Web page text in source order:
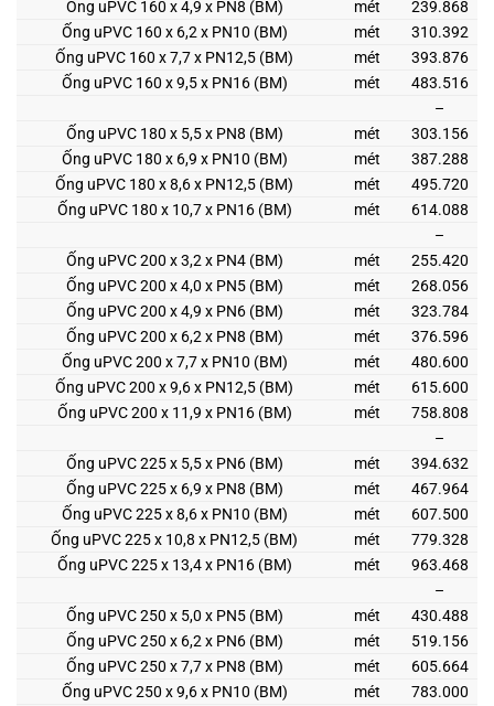
Ống uPVC 160 x 4,9 x PN8 (BM) mét
239.868
Ống uPVC 160 x 6,2 x PN10 (BM)
mét
310.392
Ống uPVC 160 x 7,7 x PN12,5 (BM)
mét
393.876
Ống uPVC 160 x 9,5 x PN16 (BM)
mét
483.516
–
Ống uPVC 180 x 5,5 x PN8 (BM)
mét
303.156
Ống uPVC 180 x 6,9 x PN10 (BM)
mét
387.288
Ống uPVC 180 x 8,6 x PN12,5 (BM)
mét
495.720
Ống uPVC 180 x 10,7 x PN16 (BM)
mét
614.088
–
Ống uPVC 200 x 3,2 x PN4 (BM)
mét
255.420
Ống uPVC 200 x 4,0 x PN5 (BM)
mét
268.056
Ống uPVC 200 x 4,9 x PN6 (BM)
mét
323.784
Ống uPVC 200 x 6,2 x PN8 (BM)
mét
376.596
Ống uPVC 200 x 7,7 x PN10 (BM)
mét
480.600
Ống uPVC 200 x 9,6 x PN12,5 (BM)
mét
615.600
Ống uPVC 200 x 11,9 x PN16 (BM)
mét
758.808
–
Ống uPVC 225 x 5,5 x PN6 (BM)
mét
394.632
Ống uPVC 225 x 6,9 x PN8 (BM)
mét
467.964
Ống uPVC 225 x 8,6 x PN10 (BM)
mét
607.500
Ống uPVC 225 x 10,8 x PN12,5 (BM)
mét
779.328
Ống uPVC 225 x 13,4 x PN16 (BM)
mét
963.468
–
Ống uPVC 250 x 5,0 x PN5 (BM)
mét
430.488
Ống uPVC 250 x 6,2 x PN6 (BM)
mét
519.156
Ống uPVC 250 x 7,7 x PN8 (BM)
mét
605.664
Ống uPVC 250 x 9,6 x PN10 (BM)
mét
783.000